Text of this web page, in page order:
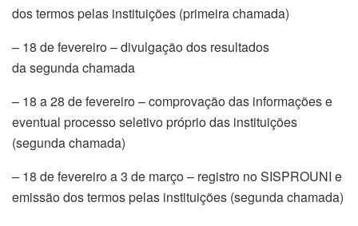
dos termos pelas instituições (primeira chamada)
– 18 de fevereiro – divulgação dos resultados
da segunda chamada
– 18 a 28 de fevereiro – comprovação das informações e
eventual processo seletivo próprio das instituições
(segunda chamada)
– 18 de fevereiro a 3 de março – registro no SISPROUNI e
emissão dos termos pelas instituições (segunda chamada)